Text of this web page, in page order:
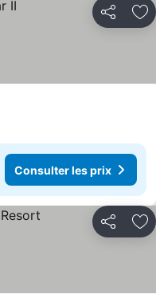
Partager
Consulter les prix
Partager